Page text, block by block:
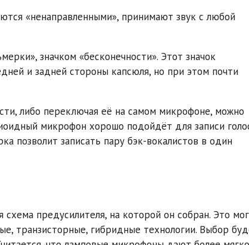
«ненаправленными», принимают звук с любой
значком «бесконечности». Этот значок
и задней стороны капсюля, но при этом почти
либо переключая её на самом микрофоне, можно
микрофон хорошо подойдёт для записи
позволит записать пару бэк-вокалистов в один
предусилителя, на которой он собран. Это
транзисторные, гибридные технологии. Выбор